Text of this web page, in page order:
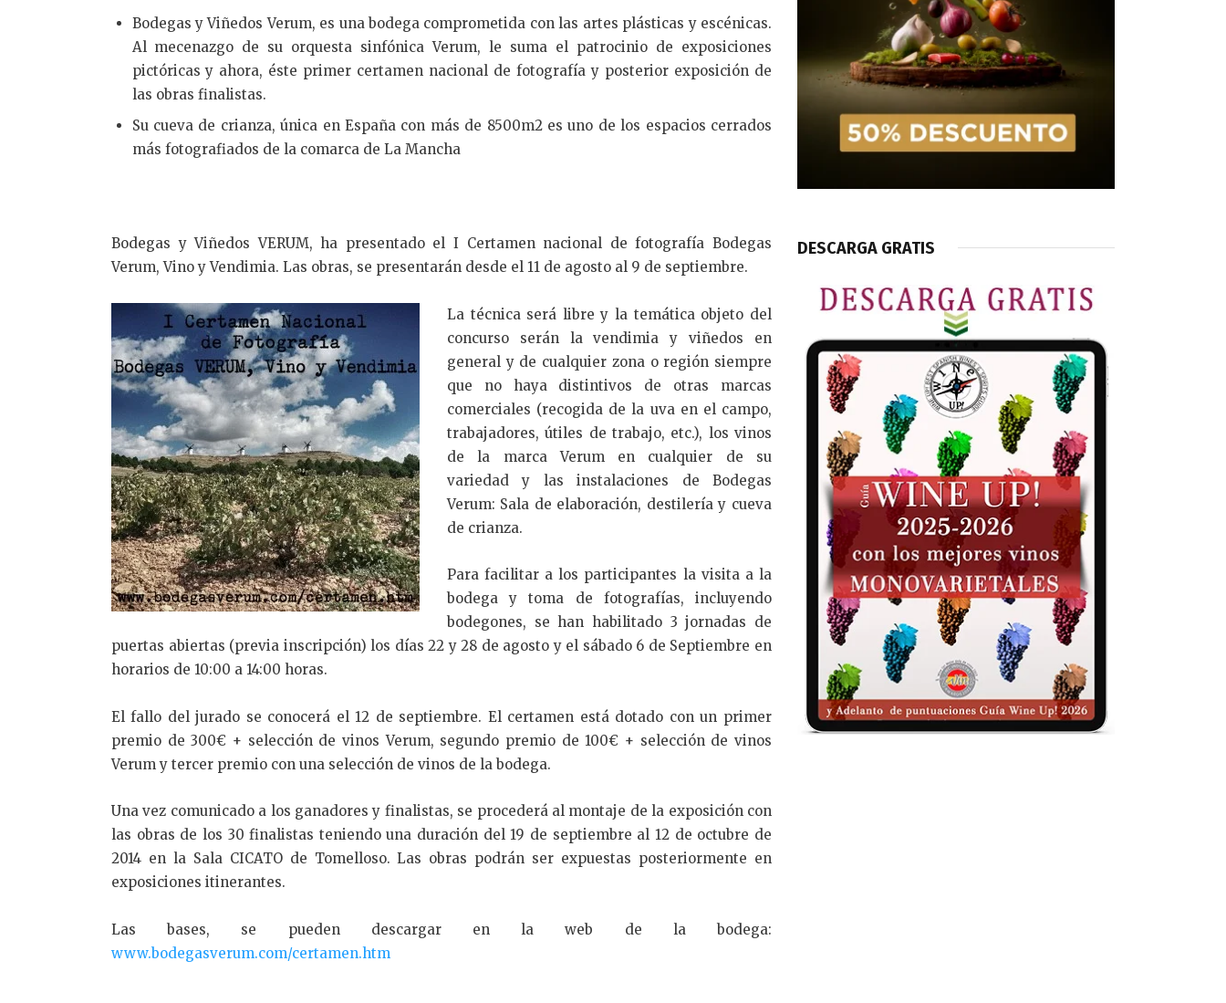
k
e
n
Bodegas y Viñedos Verum, es una bodega comprometida con las artes plásticas y escénicas.
Al mecenazgo de su orquesta sinfónica Verum, le suma el patrocinio de exposiciones
pictóricas y ahora, éste primer certamen nacional de fotografía y posterior exposición de
las obras finalistas.
Su cueva de crianza, única en España con más de 8500m2 es uno de los espacios cerrados
más fotografiados de la comarca de La Mancha
Bodegas y Viñedos VERUM, ha presentado el I Certamen nacional de fotografía Bodegas
Verum, Vino y Vendimia. Las obras, se presentarán desde el 11 de agosto al 9 de septiembre.
La técnica será libre y la temática objeto del
concurso serán la vendimia y viñedos en
general y de cualquier zona o región siempre
que no haya distintivos de otras marcas
comerciales (recogida de la uva en el campo,
trabajadores, útiles de trabajo, etc.), los vinos
de la marca Verum en cualquier de su
variedad y las instalaciones de Bodegas
Verum: Sala de elaboración, destilería y cueva
de crianza.
Para facilitar a los participantes la visita a la
bodega y toma de fotografías, incluyendo
bodegones, se han habilitado 3 jornadas de
puertas abiertas (previa inscripción) los días 22 y 28 de agosto y el sábado 6 de Septiembre en
horarios de 10:00 a 14:00 horas.
El fallo del jurado se conocerá el 12 de septiembre. El certamen está dotado con un primer
premio de 300€ + selección de vinos Verum, segundo premio de 100€ + selección de vinos
Verum y tercer premio con una selección de vinos de la bodega.
Una vez comunicado a los ganadores y finalistas, se procederá al montaje de la exposición con
las obras de los 30 finalistas teniendo una duración del 19 de septiembre al 12 de octubre de
2014 en la Sala CICATO de Tomelloso. Las obras podrán ser expuestas posteriormente en
exposiciones itinerantes.
Las bases, se pueden descargar en la web de la bodega:
www.bodegasverum.com/certamen.htm
DESCARGA GRATIS